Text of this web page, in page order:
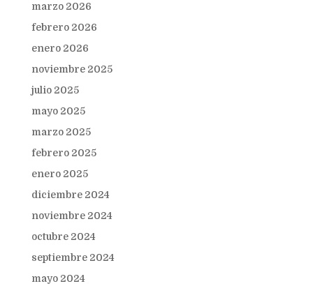
marzo 2026
febrero 2026
enero 2026
noviembre 2025
julio 2025
mayo 2025
marzo 2025
febrero 2025
enero 2025
diciembre 2024
noviembre 2024
octubre 2024
septiembre 2024
mayo 2024